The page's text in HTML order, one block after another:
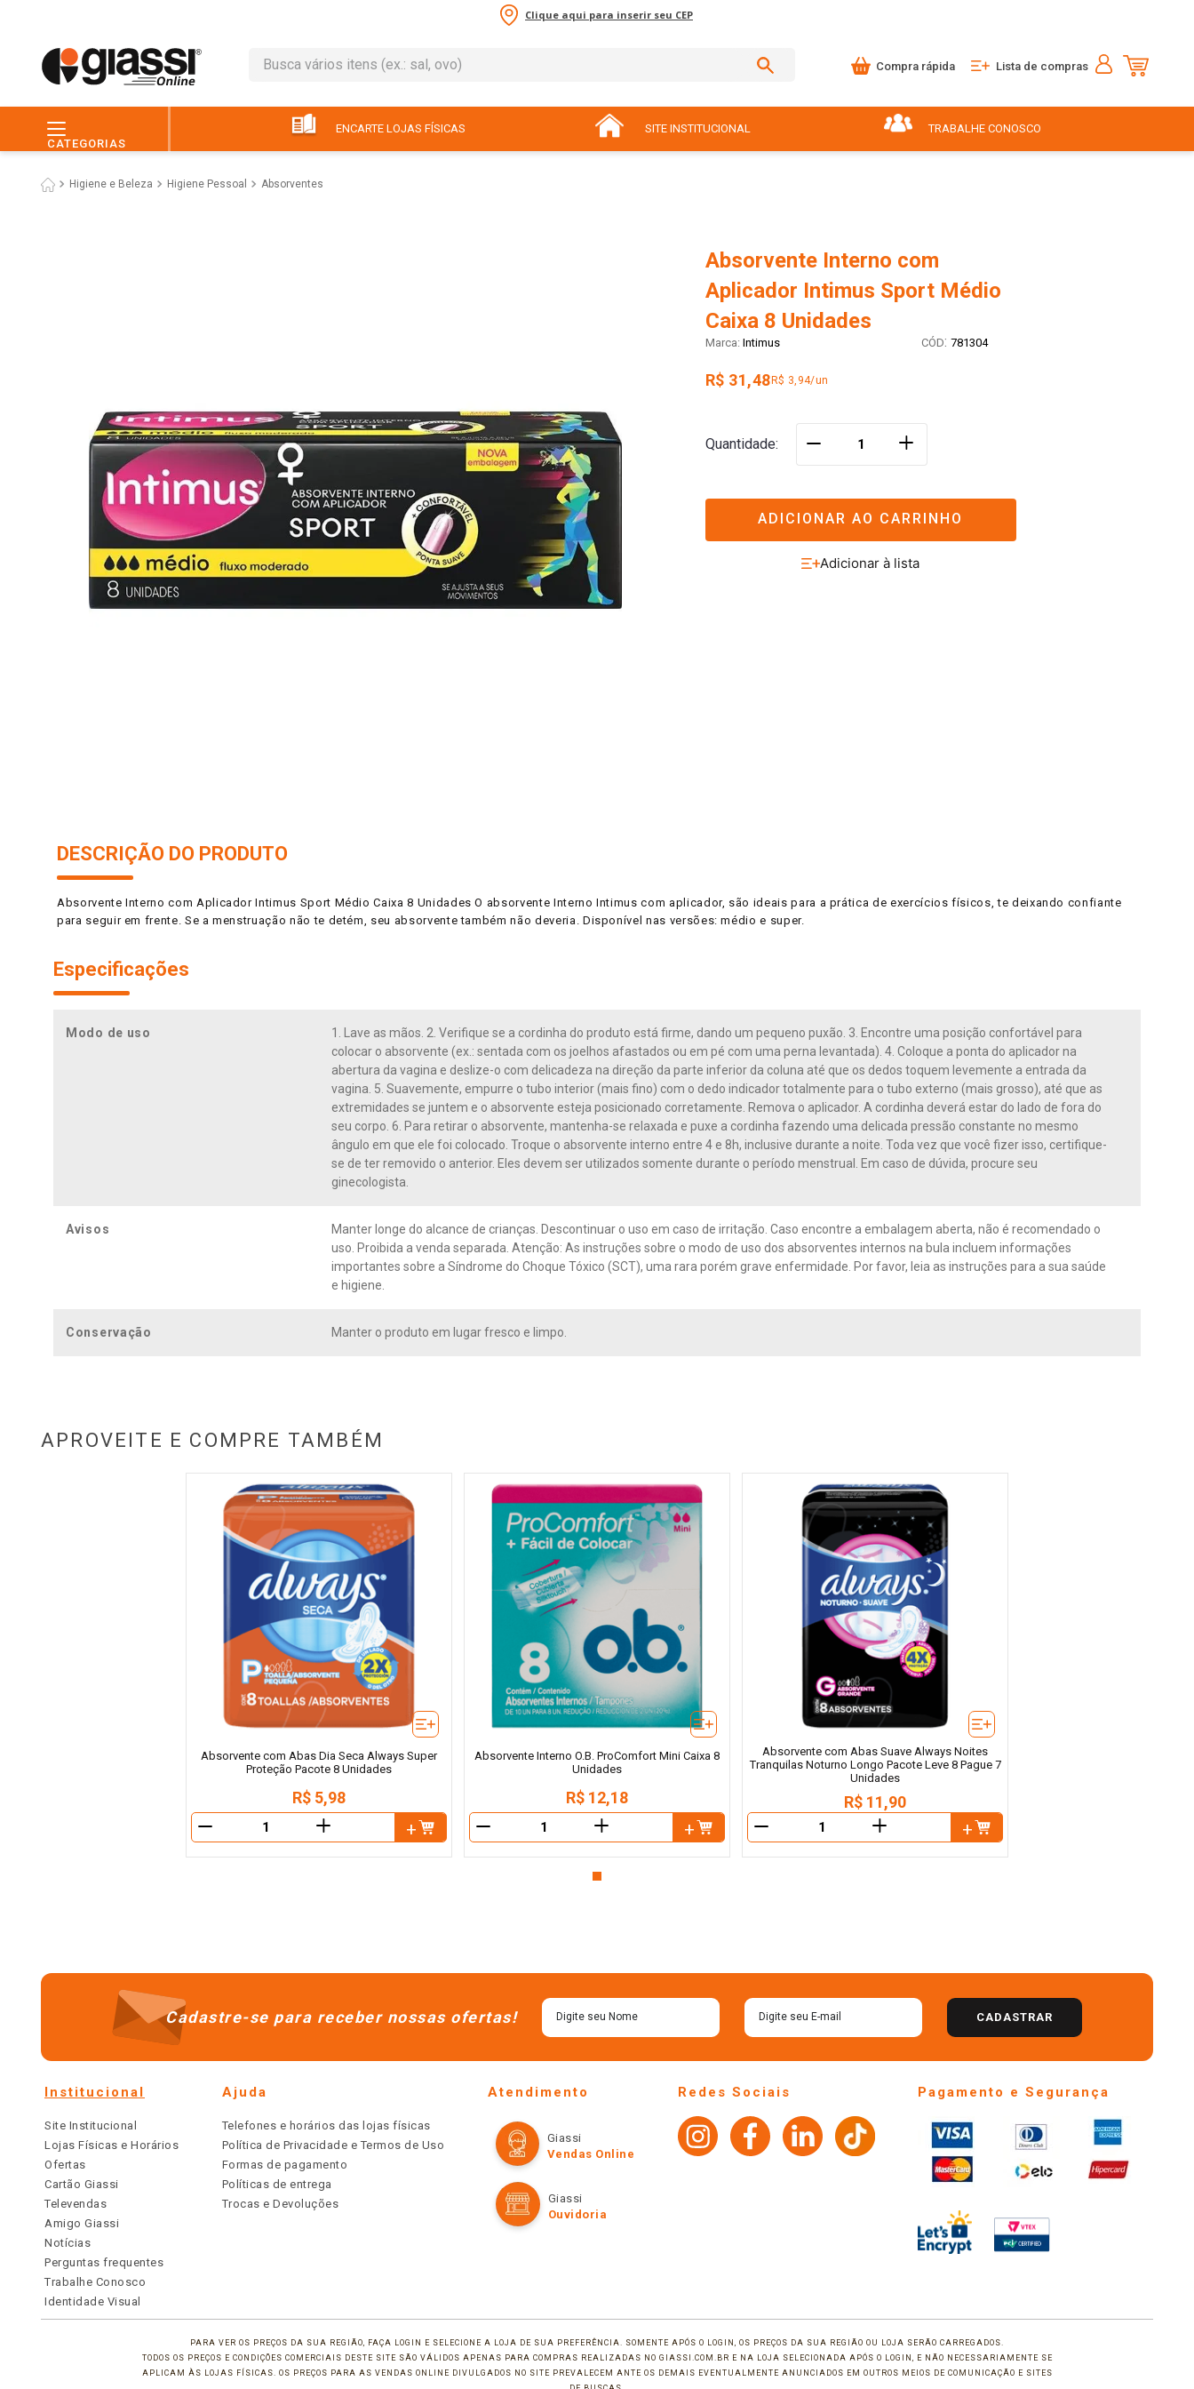
Clique aqui para inserir seu CEP
Busca vários itens (ex.: sal, ovo)
Compra rápida Lista de compras
CATEGORIAS
ENCARTE LOJAS FÍSICAS SITE INSTITUCIONAL TRABALHE CONOSCO
Higiene e Beleza Higiene Pessoal Absorventes
Absorvente Interno com
Aplicador Intimus Sport Médio
Caixa 8 Unidades
Intimus : 781304
R$ 31,48R$ 3,94/un
Quantidade ＋
ADICIONAR AO CARRINHO
DESCRIÇÃO DO PRODUTO
Absorvente Interno com Aplicador Intimus Sport Médio Caixa 8 Unidades O absorvente Interno Intimus com aplicador, são ideais para a prática de exercícios físicos, te deixando confiante
para seguir em frente. Se a menstruação não te detém, seu absorvente também não deveria. Disponível nas versões: médio e super.
Especificações
Modo de uso
1. Lave as mãos. 2. Verifique se a cordinha do produto está firme, dando um pequeno puxão. 3. Encontre uma posição confortável para
colocar o absorvente (ex.: sentada com os joelhos afastados ou em pé com uma perna levantada). 4. Coloque a ponta do aplicador na
abertura da vagina e deslize-o com delicadeza na direção da parte inferior da coluna até que os dedos toquem levemente a entrada da
vagina. 5. Suavemente, empurre o tubo interior (mais fino) com o dedo indicador totalmente para o tubo externo (mais grosso), até que as
extremidades se juntem e o absorvente esteja posicionado corretamente. Remova o aplicador. A cordinha deverá estar do lado de fora do
seu corpo. 6. Para retirar o absorvente, mantenha-se relaxada e puxe a cordinha fazendo uma delicada pressão constante no mesmo
ângulo em que ele foi colocado. Troque o absorvente interno entre 4 e 8h, inclusive durante a noite. Toda vez que você fizer isso, certifique-
se de ter removido o anterior. Eles devem ser utilizados somente durante o período menstrual. Em caso de dúvida, procure seu
ginecologista.
Avisos
Manter longe do alcance de crianças. Descontinuar o uso em caso de irritação. Caso encontre a embalagem aberta, não é recomendado o
uso. Proibida a venda separada. Atenção: As instruções sobre o modo de uso dos absorventes internos na bula incluem informações
importantes sobre a Síndrome do Choque Tóxico (SCT), uma rara porém grave enfermidade. Por favor, leia as instruções para a sua saúde
e higiene.
Conservação Manter o produto em lugar fresco e limpo.
APROVEITE E COMPRE TAMBÉM
Absorvente com Abas Dia Seca Always Super
Proteção Pacote 8 Unidades
R$ 5,98
＋
Absorvente Interno O.B. ProComfort Mini Caixa 8
Unidades
R$ 12,18
＋
Absorvente com Abas Suave Always Noites
Tranquilas Noturno Longo Pacote Leve 8 Pague 7
Unidades
R$ 11,90
＋
Cadastre-se para receber nossas ofertas! CADASTRAR
Institucional
Site Institucional
Lojas Físicas e Horários
Ofertas
Cartão Giassi
Televendas
Amigo Giassi
Notícias
Perguntas frequentes
Trabalhe Conosco
Identidade Visual
Ajuda
Telefones e horários das lojas físicas
Política de Privacidade e Termos de Uso
Formas de pagamento
Políticas de entrega
Trocas e Devoluções
Atendimento
Giassi
Vendas Online
Giassi
Ouvidoria
Redes Sociais Pagamento e Segurança
PARA VER OS PREÇOS DA SUA REGIÃO, FAÇA LOGIN E SELECIONE A LOJA DE SUA PREFERÊNCIA. SOMENTE APÓS O LOGIN, OS PREÇOS DA SUA REGIÃO OU LOJA SERÃO CARREGADOS.
TODOS OS PREÇOS E CONDIÇÕES COMERCIAIS DESTE SITE SÃO VÁLIDOS APENAS PARA COMPRAS REALIZADAS NO GIASSI.COM.BR E NA LOJA SELECIONADA APÓS O LOGIN, E NÃO NECESSARIAMENTE SE
APLICAM ÀS LOJAS FÍSICAS. OS PREÇOS PARA AS VENDAS ONLINE DIVULGADOS NO SITE PREVALECEM ANTE OS DEMAIS EVENTUALMENTE ANUNCIADOS EM OUTROS MEIOS DE COMUNICAÇÃO E SITES
leite
3º queijo